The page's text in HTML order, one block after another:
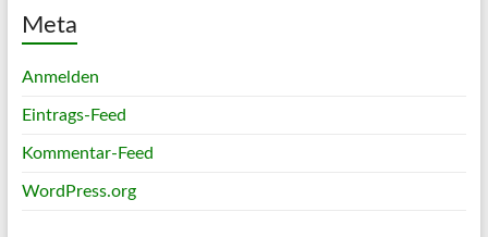
Meta
Anmelden
Eintrags-Feed
Kommentar-Feed
WordPress.org